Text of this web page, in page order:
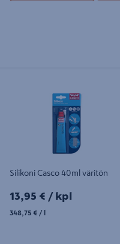
Silikoni Casco 40ml väritön
13,95€/kpl
13,95 € / kpl
348,75 € / l